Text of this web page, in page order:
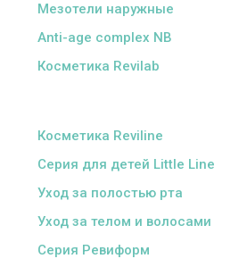
Мезотели наружные
Anti-age complex NB
Косметика Revilab
Косметика Reviline
Серия для детей Little Line
Уход за полостью рта
Уход за телом и волосами
Серия Ревиформ